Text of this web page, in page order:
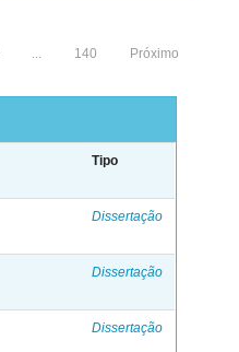
... 140 Próximo
Tipo
Dissertação
Dissertação
Dissertação